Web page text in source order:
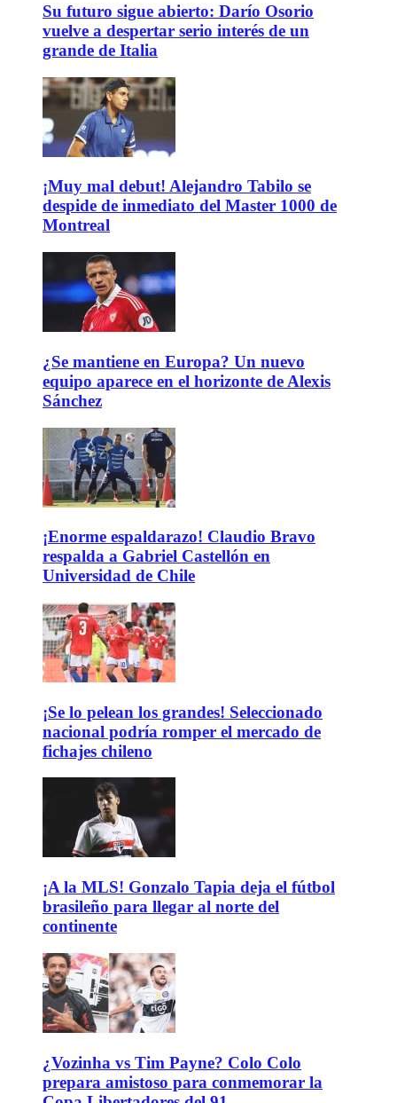
Su futuro sigue abierto: Darío Osorio
vuelve a despertar serio interés de un
grande de Italia
¡Muy mal debut! Alejandro Tabilo se
despide de inmediato del Master 1000 de
Montreal
¿Se mantiene en Europa? Un nuevo
equipo aparece en el horizonte de Alexis
Sánchez
¡Enorme espaldarazo! Claudio Bravo
respalda a Gabriel Castellón en
Universidad de Chile
¡Se lo pelean los grandes! Seleccionado
nacional podría romper el mercado de
fichajes chileno
¡A la MLS! Gonzalo Tapia deja el fútbol
brasileño para llegar al norte del
continente
¿Vozinha vs Tim Payne? Colo Colo
prepara amistoso para conmemorar la